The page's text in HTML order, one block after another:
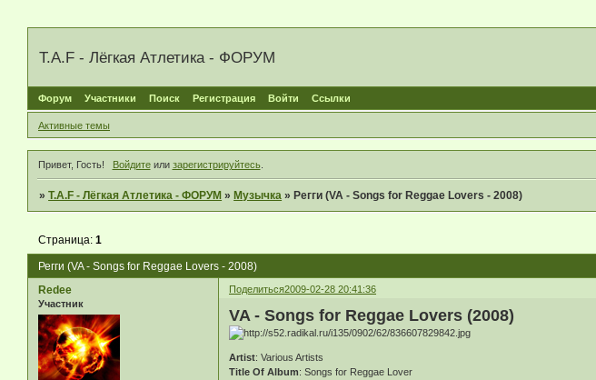
T.A.F - Лёгкая Атлетика - ФОРУМ
Форум Участники Поиск Регистрация Войти Ссылки
Активные темы
Привет, Гость! Войдитеили зарегистрируйтесь.
»T.A.F - Лёгкая Атлетика - ФОРУМ » Музычка » Регги (VA - Songs for Reggae Lovers - 2008)
Регги (VA - Songs for Reggae Lovers - 2008)
Страница:1
Поделиться2009-02-28 20:41:36
Redee
Участник
VA - Songs for Reggae Lovers (2008)
Artist: Various Artists
Title Of Album: Songs for Reggae Lover